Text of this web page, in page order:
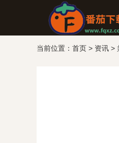
当前位置： 首页 > 资讯 >